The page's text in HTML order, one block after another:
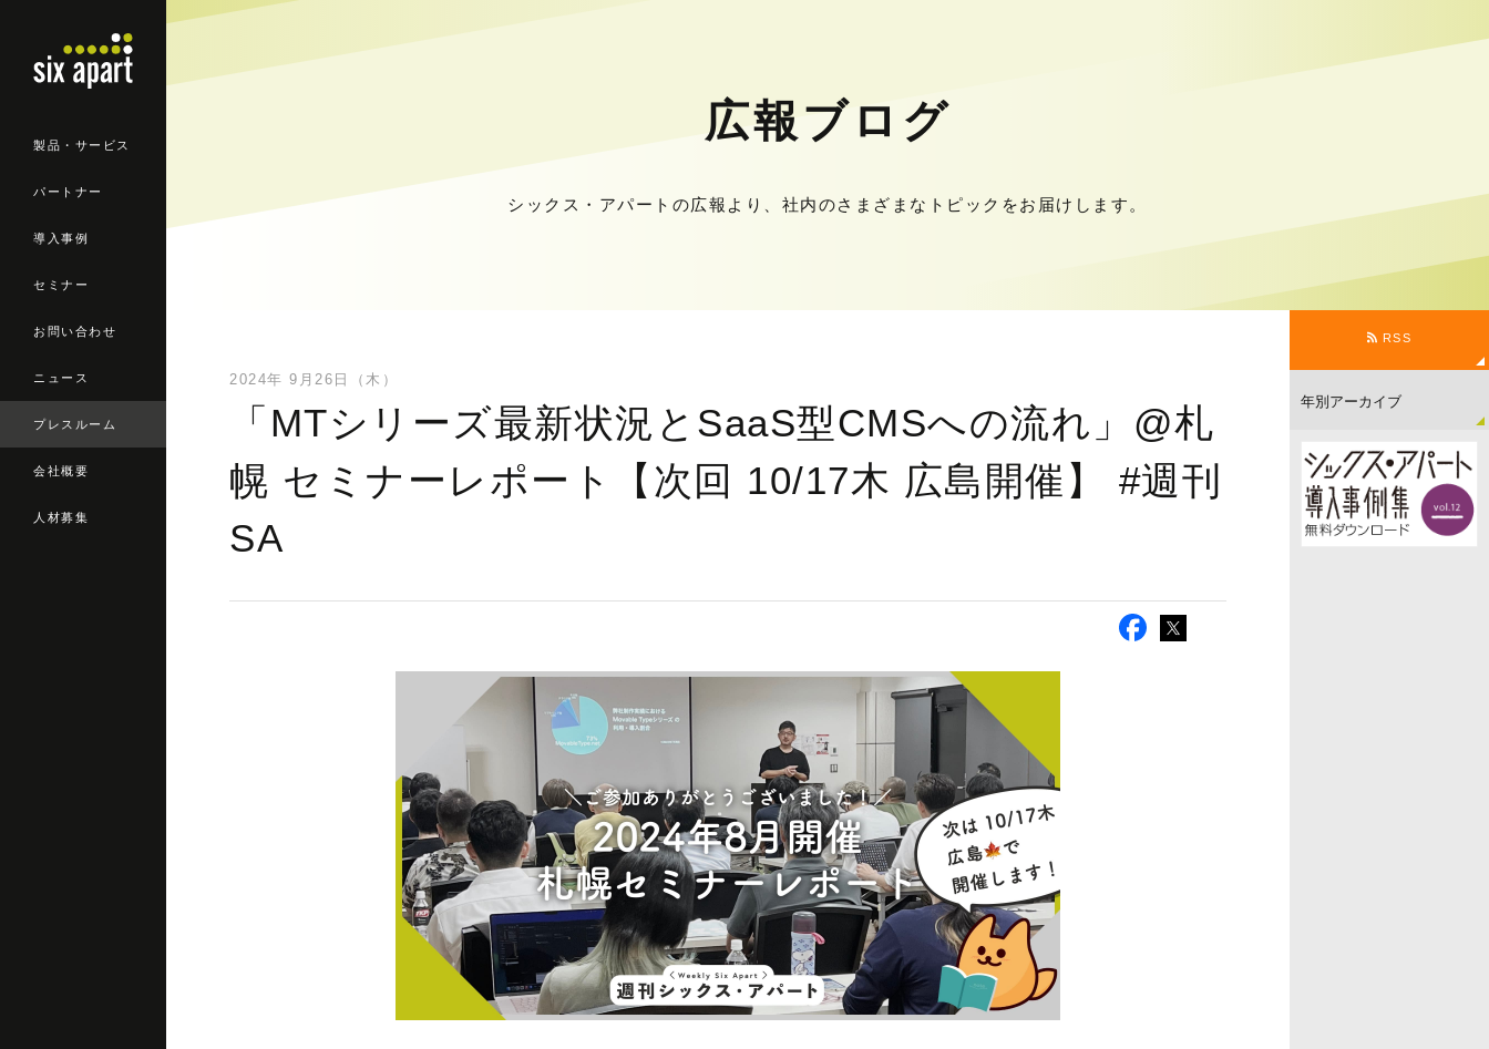
製品・サービス
パートナー
導入事例
セミナー
お問い合わせ
ニュース
プレスルーム
会社概要
人材募集
広報ブログ
シックス・アパートの広報より、社内のさまざまなトピックをお届けします。
2024年 9月26日（木）
「MTシリーズ最新状況とSaaS型CMSへの流れ」@札
幌 セミナーレポート【次回 10/17木 広島開催】 #週刊
SA
RSS